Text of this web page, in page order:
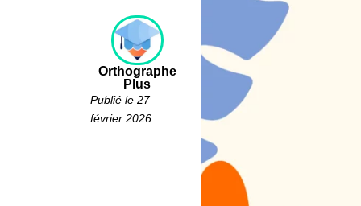
Orthographe
Plus
Publié le 27
février 2026